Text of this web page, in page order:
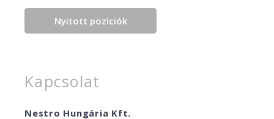
Nyitott pozíciók
Kapcsolat
Nestro Hungária Kft.